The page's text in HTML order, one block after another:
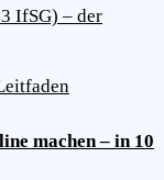
IfSG) – der
machen – in 10